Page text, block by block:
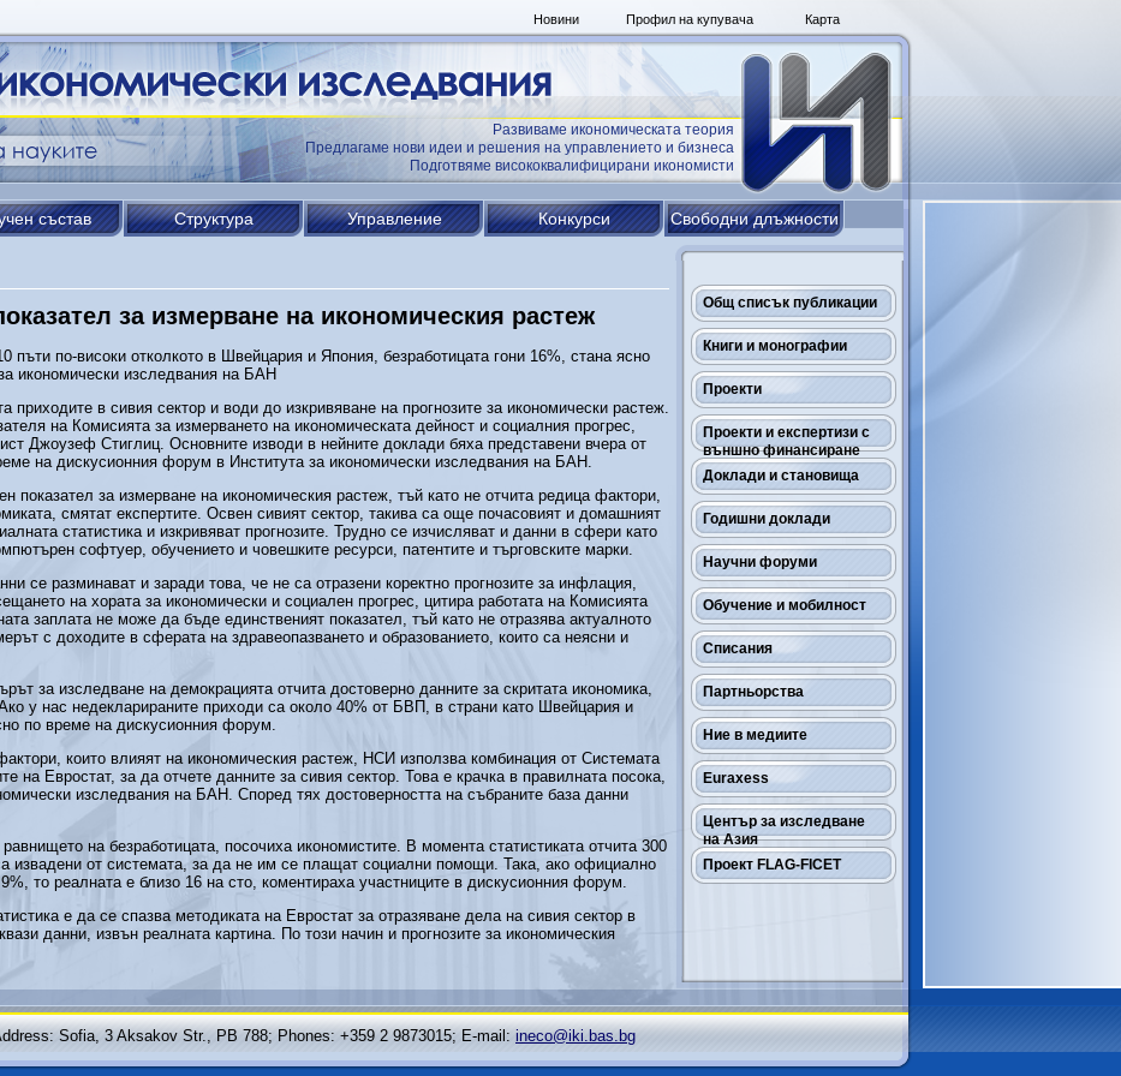
Карта
Профил на купувача
Новини
Развиваме икономическата теория
Предлагаме нови идеи и решения на управлението и бизнеса
Подготвяме висококвалифицирани икономисти
състав Структура Управление Конкурси Свободни длъжности
Общ списък публикации
Книги и монографии
Проекти
Проекти и експертизи с
външно финансиране
Доклади и становища
Годишни доклади
Научни форуми
Обучение и мобилност
Списания
Партньорства
Ние в медиите
Euraxess
Център за изследване
на Азия
Проект FLAG-FICET
за измерване на икономическия растеж
пъти по-високи отколкото в Швейцария и Япония, безработицата гони 16%, стана ясно
икономически изследвания на БАН
приходите в сивия сектор и води до изкривяване на прогнозите за икономически растеж.
на Комисията за измерването на икономическата дейност и социалния прогрес,
Джоузеф Стиглиц. Основните изводи в нейните доклади бяха представени вчера от
на дискусионния форум в Института за икономически изследвания на БАН.
показател за измерване на икономическия растеж, тъй като не отчита редица фактори,
смятат експертите. Освен сивият сектор, такива са още почасовият и домашният
статистика и изкривяват прогнозите. Трудно се изчисляват и данни в сфери като
софтуер, обучението и човешките ресурси, патентите и търговските марки.
се разминават и заради това, че не са отразени коректно прогнозите за инфлация,
на хората за икономически и социален прогрес, цитира работата на Комисията
заплата не може да бъде единственият показател, тъй като не отразява актуалното
с доходите в сферата на здравеопазването и образованието, които са неясни и
за изследване на демокрацията отчита достоверно данните за скритата икономика,
у нас недекларираните приходи са около 40% от БВП, в страни като Швейцария и
по време на дискусионния форум.
които влияят на икономическия растеж, НСИ използва комбинация от Системата
на Евростат, за да отчете данните за сивия сектор. Това е крачка в правилната посока,
изследвания на БАН. Според тях достоверността на събраните база данни
на безработицата, посочиха икономистите. В момента статистиката отчита 300
извадени от системата, за да не им се плащат социални помощи. Така, ако официално
то реалната е близо 16 на сто, коментираха участниците в дискусионния форум.
е да се спазва методиката на Евростат за отразяване дела на сивия сектор в
данни, извън реалната картина. По този начин и прогнозите за икономическия
Sofia, 3 Aksakov Str., PB 788; Phones: +359 2 9873015; Е-mail: ineco@iki.bas.bg